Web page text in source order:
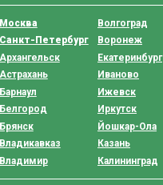
Москва
Санкт-Петербург
Архангельск
Астрахань
Барнаул
Белгород
Брянск
Владикавказ
Владимир
Волгоград
Воронеж
Екатеринбург
Иваново
Ижевск
Иркутск
Йошкар-Ола
Казань
Калининград